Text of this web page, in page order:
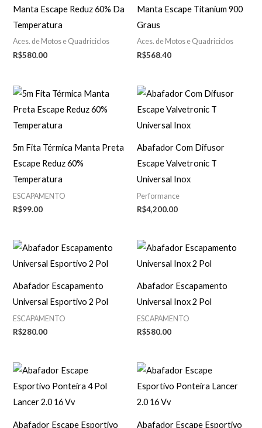
Manta Escape Reduz 60% Da
Temperatura
Aces. de Motos e Quadriciclos
R$580.00
Manta Escape Titanium 900
Graus
Aces. de Motos e Quadriciclos
R$568.40
5m Fita Térmica Manta Preta
Escape Reduz 60%
Temperatura
ESCAPAMENTO
R$99.00
Abafador Com Difusor
Escape Valvetronic T
Universal Inox
Performance
R$4,200.00
Abafador Escapamento
Universal Esportivo 2 Pol
ESCAPAMENTO
R$280.00
Abafador Escapamento
Universal Inox 2 Pol
ESCAPAMENTO
R$580.00
Abafador Escape Esportivo Abafador Escape Esportivo